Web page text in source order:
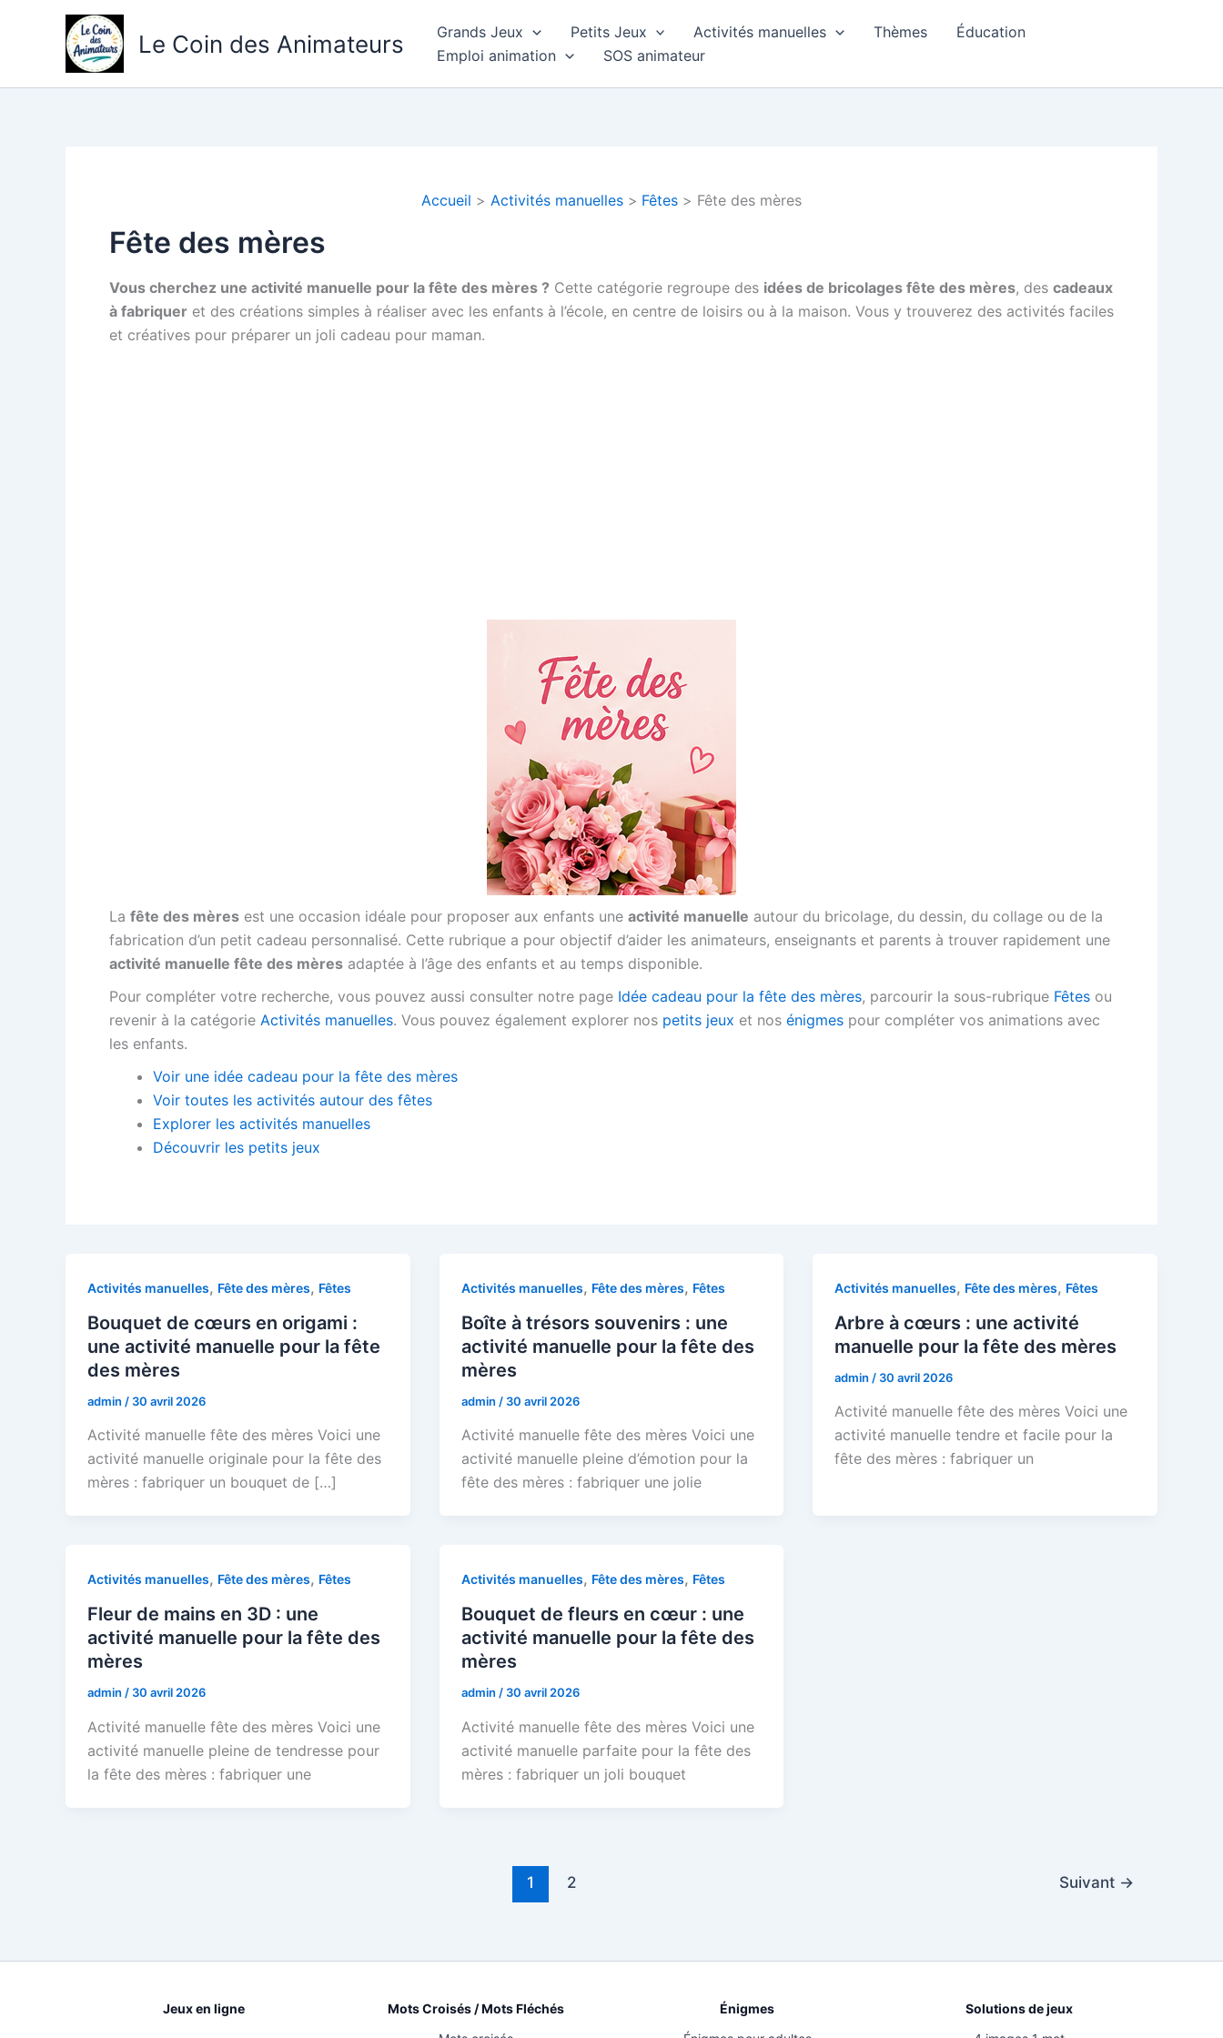
Le Coin des Animateurs Grands Jeux Petits Jeux Activités manuelles Thèmes
Éducation
Emploi animation
SOS animateur
Accueil Activités manuelles Fêtes Fête des mères
Fête des mères
Vous cherchez une activité manuelle pour la fête des mères ? Cette catégorie regroupe des idées de bricolages fête des mères, des cadeaux
à fabriquer et des créations simples à réaliser avec les enfants à l’école, en centre de loisirs ou à la maison. Vous y trouverez des activités faciles
et créatives pour préparer un joli cadeau pour maman.
La fête des mères est une occasion idéale pour proposer aux enfants une activité manuelle autour du bricolage, du dessin, du collage ou de la
fabrication d’un petit cadeau personnalisé. Cette rubrique a pour objectif d’aider les animateurs, enseignants et parents à trouver rapidement une
activité manuelle fête des mères adaptée à l’âge des enfants et au temps disponible.
Pour compléter votre recherche, vous pouvez aussi consulter notre page Idée cadeau pour la fête des mères, parcourir la sous-rubrique Fêtes ou
revenir à la catégorie Activités manuelles. Vous pouvez également explorer nos petits jeux et nos énigmes pour compléter vos animations avec
les enfants.
Voir une idée cadeau pour la fête des mères
Voir toutes les activités autour des fêtes
Explorer les activités manuelles
Découvrir les petits jeux
Activités manuelles, Fête des mères, Fêtes
Bouquet de cœurs en origami :
une activité manuelle pour la fête
des mères
admin / 30 avril 2026
Activité manuelle fête des mères Voici une
activité manuelle originale pour la fête des
mères : fabriquer un bouquet de […]
Activités manuelles, Fête des mères, Fêtes
Boîte à trésors souvenirs : une
activité manuelle pour la fête des
mères
admin / 30 avril 2026
Activité manuelle fête des mères Voici une
activité manuelle pleine d’émotion pour la
fête des mères : fabriquer une jolie
Activités manuelles, Fête des mères, Fêtes
Arbre à cœurs : une activité
manuelle pour la fête des mères
admin / 30 avril 2026
Activité manuelle fête des mères Voici une
activité manuelle tendre et facile pour la
fête des mères : fabriquer un
Activités manuelles, Fête des mères, Fêtes
Fleur de mains en 3D : une
activité manuelle pour la fête des
mères
admin / 30 avril 2026
Activité manuelle fête des mères Voici une
activité manuelle pleine de tendresse pour
la fête des mères : fabriquer une
Activités manuelles, Fête des mères, Fêtes
Bouquet de fleurs en cœur : une
activité manuelle pour la fête des
mères
admin / 30 avril 2026
Activité manuelle fête des mères Voici une
activité manuelle parfaite pour la fête des
mères : fabriquer un joli bouquet
1 2 Suivant →
Jeux en ligne
Mots Croisés / Mots Fléchés
Énigmes
Solutions de jeux